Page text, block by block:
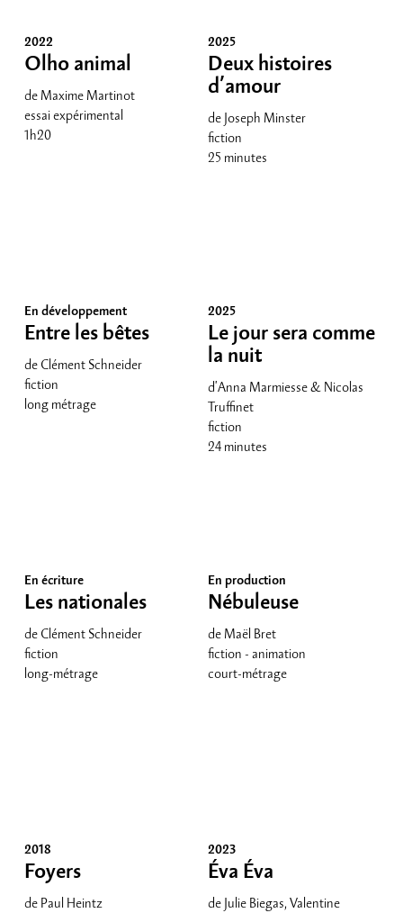
2022
Olho animal
de Maxime Martinot
essai expérimental
1h20
2025
Deux histoires
d’amour
de Joseph Minster
fiction
25 minutes
En développement
Entre les bêtes
de Clément Schneider
fiction
long métrage
2025
Le jour sera comme
la nuit
d'Anna Marmiesse & Nicolas
Truffinet
fiction
24 minutes
En écriture
Les nationales
de Clément Schneider
fiction
long-métrage
En production
Nébuleuse
de Maël Bret
fiction - animation
court-métrage
2018
Foyers
de Paul Heintz
2023
Éva Éva
de Julie Biegas, Valentine